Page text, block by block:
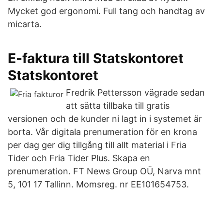
Mycket god ergonomi. Full tang och handtag av
micarta.
E-faktura till Statskontoret
Statskontoret
Fredrik Pettersson vägrade sedan
att sätta tillbaka till gratis
versionen och de kunder ni lagt in i systemet är
borta. Vår digitala prenumeration för en krona
per dag ger dig tillgång till allt material i Fria
Tider och Fria Tider Plus. Skapa en
prenumeration. FT News Group OÜ, Narva mnt
5, 101 17 Tallinn. Momsreg. nr EE101654753.